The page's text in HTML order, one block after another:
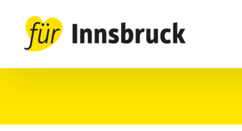
Inhalt
springen